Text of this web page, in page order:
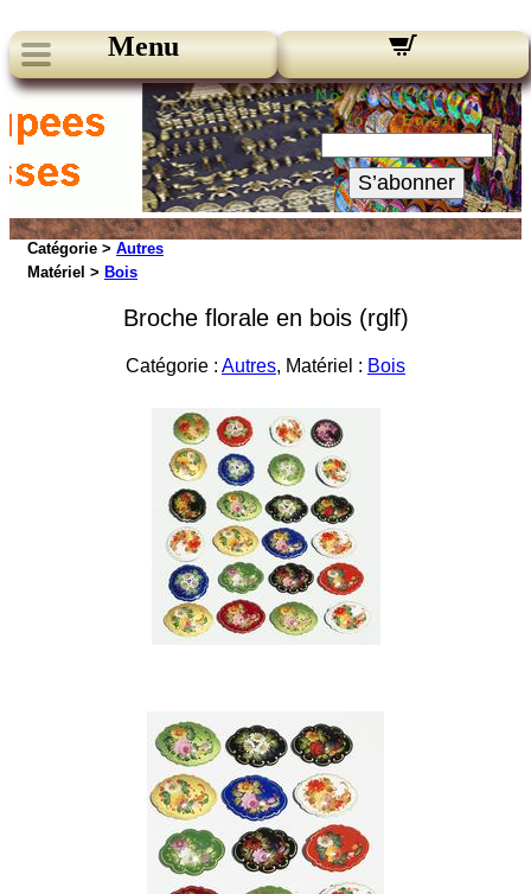
Menu
Nos Newsletters :
Votre Email :
S’abonner
Catégorie > Autres
Matériel > Bois
Broche florale en bois (rglf)
Catégorie : Autres, Matériel : Bois